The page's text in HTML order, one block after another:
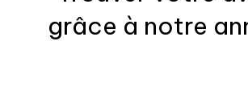
grâce à notre